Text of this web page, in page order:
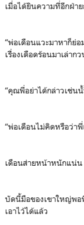
เมื่อได้ยินความที่อีกฝ่าย
“พ่อเดือนแวะมาหาก็ย่
เรื่องเดือดร้อนมาเล่าก
“คุณพี่อย่าได้กล่าวเช่น
“พ่อเดือนไม่คิดหรือว่า
เดือนส่ายหน้าหนักแน่น
บัดนี้มือของเขาใหญ่พอ
เอาไว้ได้แล้ว